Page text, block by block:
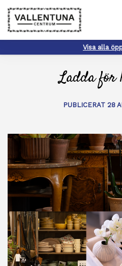
Visa alla
Ladda för
PUBLICERAT 28